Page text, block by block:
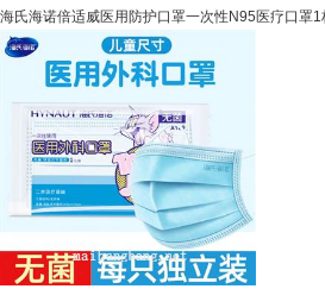
海氏海诺倍适威医用防护口罩一次性N95医疗口罩1